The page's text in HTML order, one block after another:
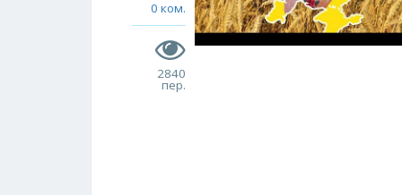
0 ком.
2840
пер.